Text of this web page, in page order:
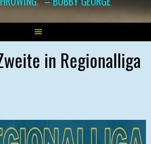
in Regionalliga